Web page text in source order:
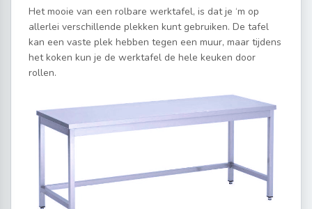
Het mooie van een rolbare werktafel, is dat je ‘m op
allerlei verschillende plekken kunt gebruiken. De tafel
kan een vaste plek hebben tegen een muur, maar tijdens
het koken kun je de werktafel de hele keuken door
rollen.